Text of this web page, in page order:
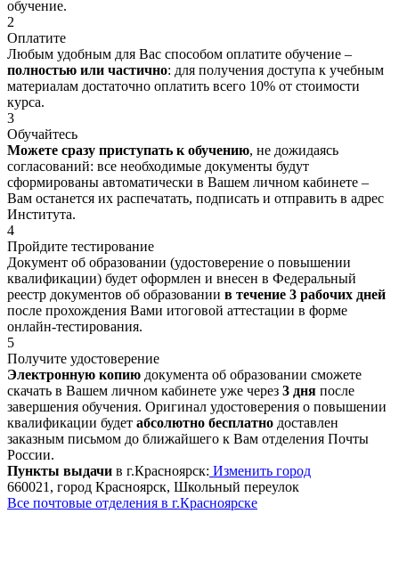
обучение.
2
Оплатите
Любым удобным для Вас способом оплатите обучение –
полностью или частично: для получения доступа к учебным
материалам достаточно оплатить всего 10% от стоимости
курса.
3
Обучайтесь
Можете сразу приступать к обучению, не дожидаясь
согласований: все необходимые документы будут
сформированы автоматически в Вашем личном кабинете –
Вам останется их распечатать, подписать и отправить в адрес
Института.
4
Пройдите тестирование
Документ об образовании (удостоверение о повышении
квалификации) будет оформлен и внесен в Федеральный
реестр документов об образовании в течение 3 рабочих дней
после прохождения Вами итоговой аттестации в форме
онлайн-тестирования.
5
Получите удостоверение
Электронную копию документа об образовании сможете
скачать в Вашем личном кабинете уже через 3 дня после
завершения обучения. Оригинал удостоверения о повышении
квалификации будет абсолютно бесплатно доставлен
заказным письмом до ближайшего к Вам отделения Почты
России.
Пункты выдачи в г.Красноярск: Изменить город
660021, город Красноярск, Школьный переулок
Все почтовые отделения в г.Красноярске